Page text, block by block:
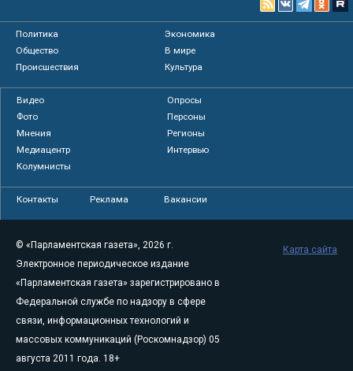
Политика
Экономика
Общество
В мире
Происшествия
Культура
Видео
Опросы
Фото
Персоны
Мнения
Регионы
Медиацентр
Интервью
Колумнисты
Контакты Реклама Вакансии
© «Парламентская газета», 2026 г.
Электронное периодическое издание
«Парламентская газета» зарегистрировано в
Федеральной службе по надзору в сфере
связи, информационных технологий и
массовых коммуникаций (Роскомнадзор) 05
августа 2011 года. 18+
Карта сайта